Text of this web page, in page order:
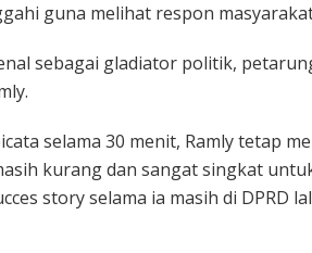
guna melihat respon
sebagai gladiator politik,
selama 30 menit, Ramly tetap
kurang dan sangat singkat
story selama ia masih di DPRD